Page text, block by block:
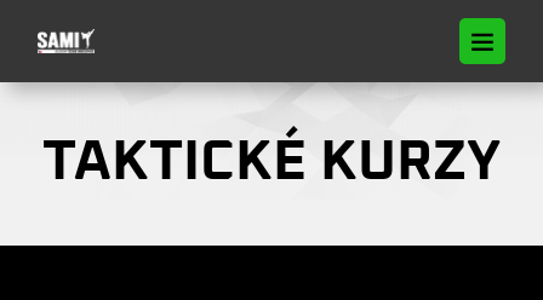
TAKTICKÉ KURZY